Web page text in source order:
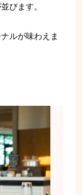
びます。
ルが味わえま